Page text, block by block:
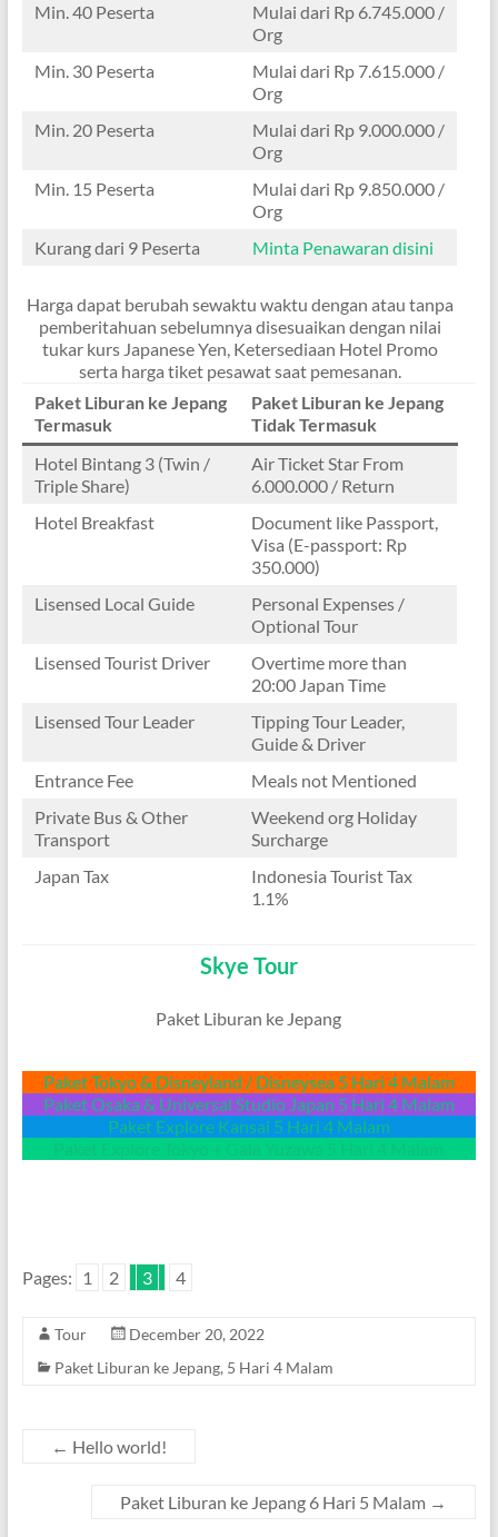
Min. 40 Peserta
Mulai dari Rp 6.745.000 /
Org
Min. 30 Peserta
Mulai dari Rp 7.615.000 /
Org
Min. 20 Peserta
Mulai dari Rp 9.000.000 /
Org
Min. 15 Peserta
Mulai dari Rp 9.850.000 /
Org
Kurang dari 9 Peserta
Minta Penawaran disini
Harga dapat berubah sewaktu waktu dengan atau tanpa
pemberitahuan sebelumnya disesuaikan dengan nilai
tukar kurs Japanese Yen, Ketersediaan Hotel Promo
serta harga tiket pesawat saat pemesanan.
Paket Liburan ke Jepang
Termasuk
Paket Liburan ke Jepang
Tidak Termasuk
Hotel Bintang 3 (Twin /
Triple Share)
Air Ticket Star From
6.000.000 / Return
Hotel Breakfast
Document like Passport,
Visa (E-passport: Rp
350.000)
Lisensed Local Guide
Personal Expenses /
Optional Tour
Lisensed Tourist Driver
Overtime more than
20:00 Japan Time
Lisensed Tour Leader
Tipping Tour Leader,
Guide & Driver
Entrance Fee
Meals not Mentioned
Private Bus & Other
Transport
Weekend org Holiday
Surcharge
Japan Tax
Indonesia Tourist Tax
1.1%
Skye Tour
Paket Liburan ke Jepang
Paket Tokyo & Disneyland / Disneysea 5 Hari 4 Malam
Paket Osaka & Universal Studio Japan 5 Hari 4 Malam
Paket Explore Kansai 5 Hari 4 Malam
Pages: 1 2 3 4
Tour
December 20, 2022
Paket Liburan ke Jepang, 5 Hari 4 Malam
← Hello world!
Paket Liburan ke Jepang 6 Hari 5 Malam →